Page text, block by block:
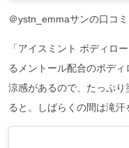
＠ystn_emmaサンの口コミ
「アイスミント ボディロ
るメントール配合のボデ
涼感があるので、たっぷ
ると。しばらくの間は滝汗